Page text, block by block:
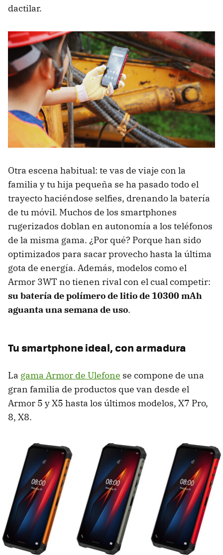
dactilar.
Otra escena habitual: te vas de viaje con la
familia y tu hija pequeña se ha pasado todo el
trayecto haciéndose selfies, drenando la batería
de tu móvil. Muchos de los smartphones
rugerizados doblan en autonomía a los teléfonos
de la misma gama. ¿Por qué? Porque han sido
optimizados para sacar provecho hasta la última
gota de energía. Además, modelos como el
Armor 3WT no tienen rival con el cual competir:
su batería de polímero de litio de 10300 mAh
aguanta una semana de uso.
Tu smartphone ideal, con armadura
La gama Armor de Ulefone se compone de una
gran familia de productos que van desde el
Armor 5 y X5 hasta los últimos modelos, X7 Pro,
8, X8.